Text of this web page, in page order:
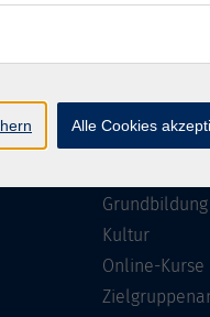
Grundbildung
Kultur
Online-Kurse
Alle Cookies